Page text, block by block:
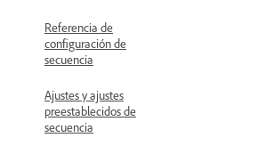
Referencia de
configuración de
secuencia
Ajustes y ajustes
preestablecidos de
secuencia